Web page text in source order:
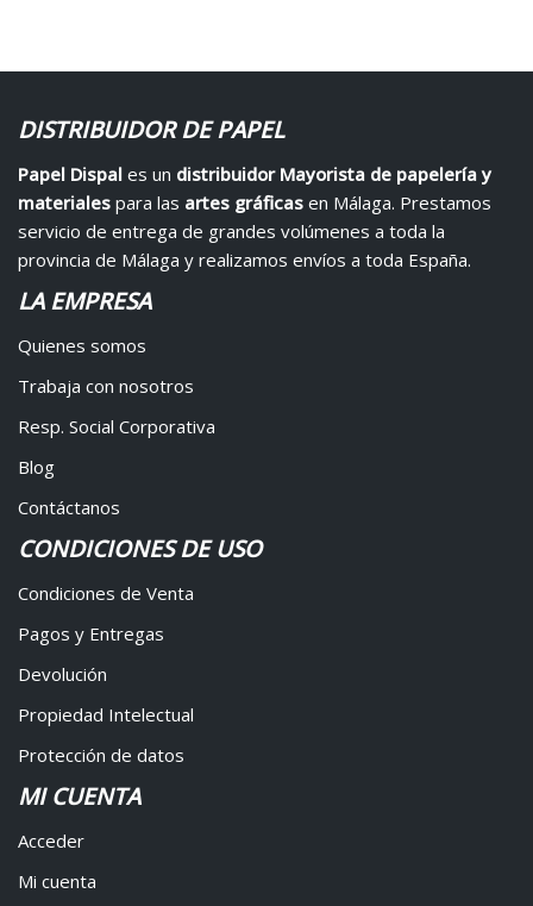
DISTRIBUIDOR DE PAPEL
Papel Dispal es un distribuidor Mayorista de papelería y
materiales para las artes gráficas en Málaga. Prestamos
servicio de entrega de grandes volúmenes a toda la
provincia de Málaga y realizamos envíos a toda España.
LA EMPRESA
Quienes somos
Trabaja con nosotros
Resp. Social Corporativa
Blog
Contáctanos
CONDICIONES DE USO
Condiciones de Venta
Pagos y Entregas
Devolución
Propiedad Intelectual
Protección de datos
MI CUENTA
Acceder
Mi cuenta